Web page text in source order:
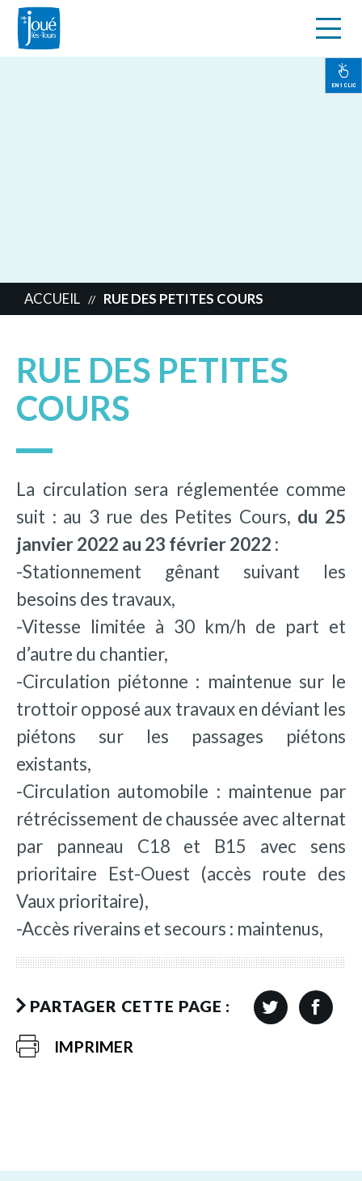
EN 1 CLIC
ACCUEIL // RUE DES PETITES COURS
RUE DES PETITES
COURS
La circulation sera réglementée comme
suit : au 3 rue des Petites Cours, du 25
janvier 2022 au 23 février 2022 :
-Stationnement gênant suivant les
besoins des travaux,
-Vitesse limitée à 30 km/h de part et
d’autre du chantier,
-Circulation piétonne : maintenue sur le
trottoir opposé aux travaux en déviant les
piétons sur les passages piétons
existants,
-Circulation automobile : maintenue par
rétrécissement de chaussée avec alternat
par panneau C18 et B15 avec sens
prioritaire Est-Ouest (accès route des
Vaux prioritaire),
-Accès riverains et secours : maintenus,
PARTAGER CETTE PAGE :
IMPRIMER